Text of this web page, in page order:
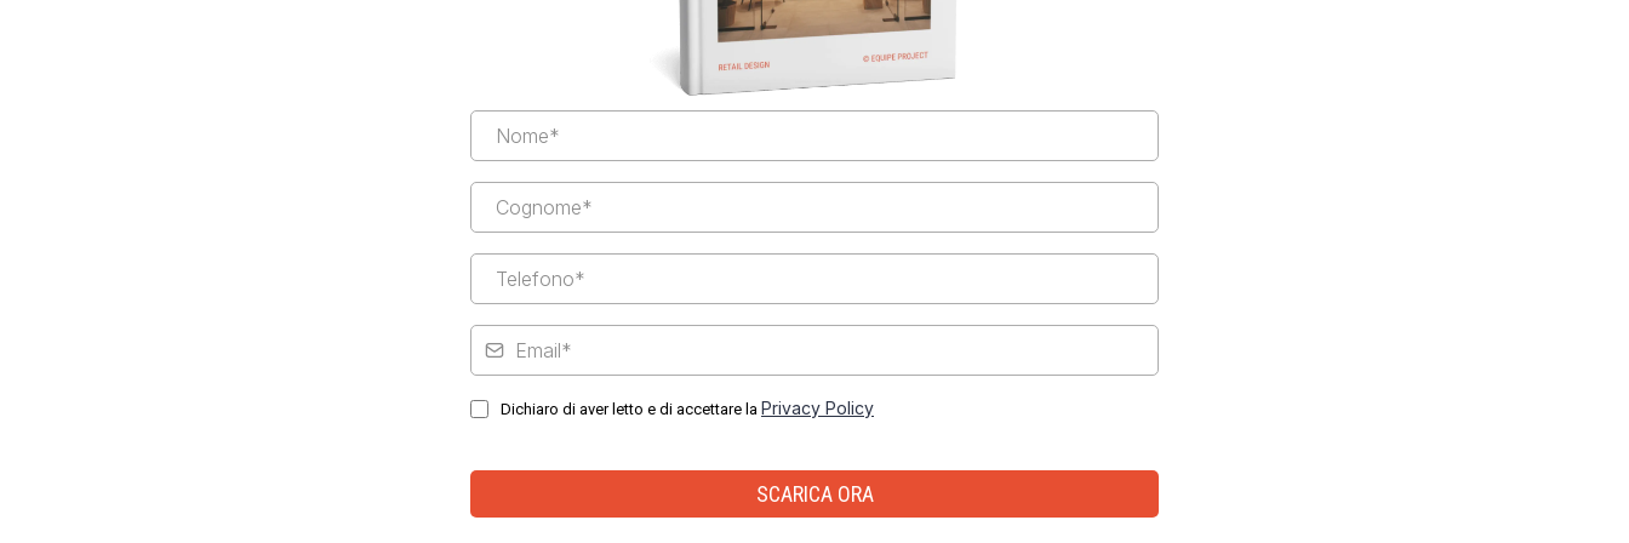
Dichiaro di aver letto e di accettare la Privacy Policy
SCARICA ORA